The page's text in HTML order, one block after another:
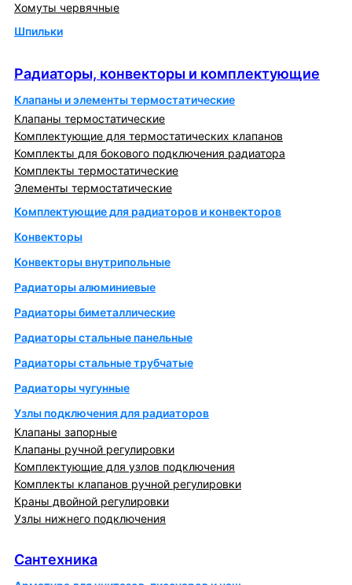
Хомуты червячные
Шпильки
Радиаторы, конвекторы и комплектующие
Клапаны и элементы термостатические
Клапаны термостатические
Комплектующие для термостатических клапанов
Комплекты для бокового подключения радиатора
Комплекты термостатические
Элементы термостатические
Комплектующие для радиаторов и конвекторов
Конвекторы
Конвекторы внутрипольные
Радиаторы алюминиевые
Радиаторы биметаллические
Радиаторы стальные панельные
Радиаторы стальные трубчатые
Радиаторы чугунные
Узлы подключения для радиаторов
Клапаны запорные
Клапаны ручной регулировки
Комплектующие для узлов подключения
Комплекты клапанов ручной регулировки
Краны двойной регулировки
Узлы нижнего подключения
Сантехника